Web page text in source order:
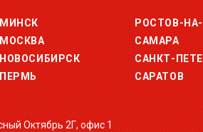
МИНСК
МОСКВА
НОВОСИБИРСК
ПЕРМЬ
РОСТОВ-
САМАРА
САНКТ-
САРАТОВ
Октябрь 2Г, офис 1